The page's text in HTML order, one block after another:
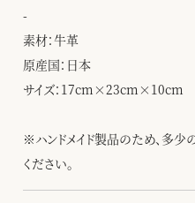
-
素材：牛革
原産国：日本
サイズ：17cm×23cm×10cm
※ハンドメイド製品のため、多
ください。